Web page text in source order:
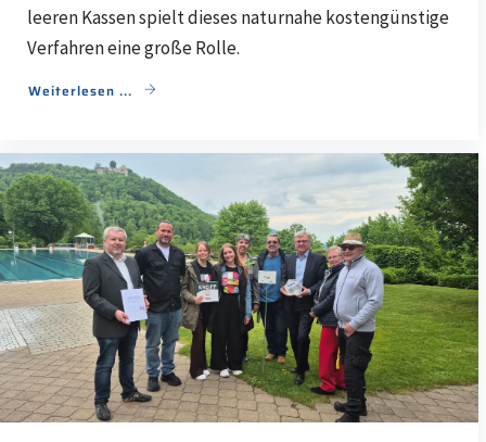
leeren Kassen spielt dieses naturnahe kostengünstige
Verfahren eine große Rolle.
Weiterlesen ...